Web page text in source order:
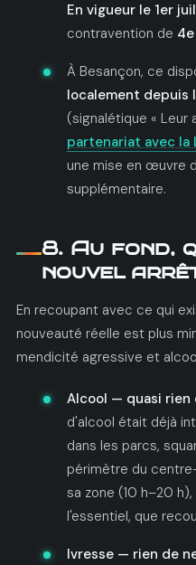
En vigueur le 1er
contravention de
À Besançon, ce
localement depuis
(signalétique « Leur
partenariat avec la
une mise en œuvre
supplémentaire.
8. Au fond,
nouvel
En recoupant avec ce qui
nouveauté réelle est plus
mendicité agressive et
Alcool — quasi rien
d'alcool était déjà
dans les parcs,
périmètre du
sa zone (10 h–20
l'essentiel, que
Ivresse — rien de